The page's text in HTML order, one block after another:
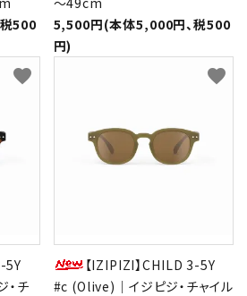
500
5,500円(本体5,000円、税500
円)
5Y
チ
favorite
【IZIPIZI】CHILD 3-5Y
#c (Olive)｜イジピジ・チャイル
favorite